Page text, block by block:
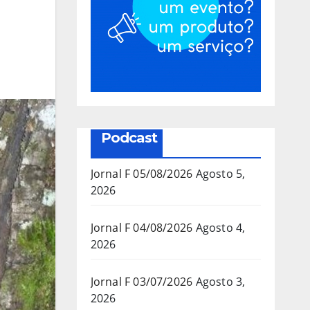
Podcast
Jornal F 05/08/2026 Agosto 5,
2026
Jornal F 04/08/2026 Agosto 4,
2026
Jornal F 03/07/2026 Agosto 3,
2026